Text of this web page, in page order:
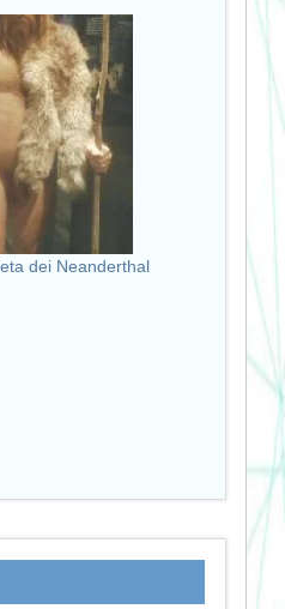
dei Neanderthal